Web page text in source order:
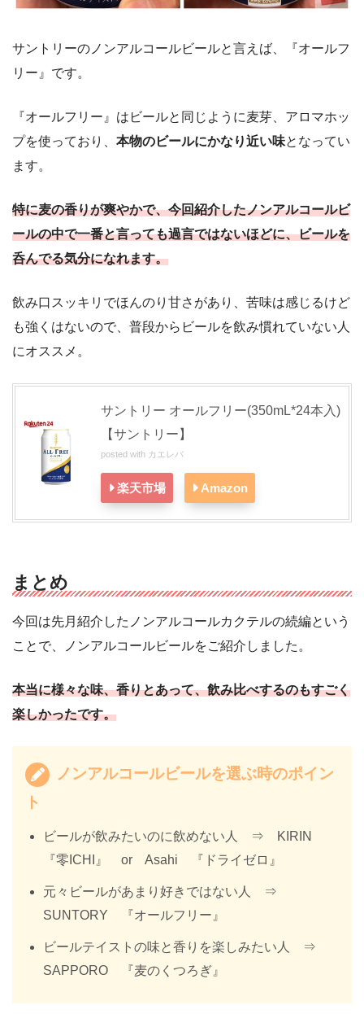
サントリーのノンアルコールビールと言えば、『オールフ
リー』です。
『オールフリー』はビールと同じように麦芽、アロマホッ
プを使っており、 本物のビールにかなり近い味となってい
ます。
特に麦の香りが爽やかで、今回紹介したノンアルコールビ
ールの中で一番と言っても過言ではないほどに、ビールを
呑んでる気分になれます。
飲み口スッキリでほんのり甘さがあり、苦味は感じるけど
も強くはないので、普段からビールを飲み慣れていない人
にオススメ。
サントリー オールフリー(350mL*24本入)
【サントリー】
posted with カエレバ
楽天市場 Amazon
まとめ
今回は先月紹介したノンアルコールカクテルの続編という
ことで、ノンアルコールビールをご紹介しました。
本当に様々な味、香りとあって、飲み比べするのもすごく
楽しかったです。
ノンアルコールビールを選ぶ時のポイン
ト
ビールが飲みたいのに飲めない人 ⇒ KIRIN
『零ICHI』 or Asahi 『ドライゼロ』
元々ビールがあまり好きではない人 ⇒
SUNTORY 『オールフリー』
ビールテイストの味と香りを楽しみたい人 ⇒
SAPPORO 『麦のくつろぎ』